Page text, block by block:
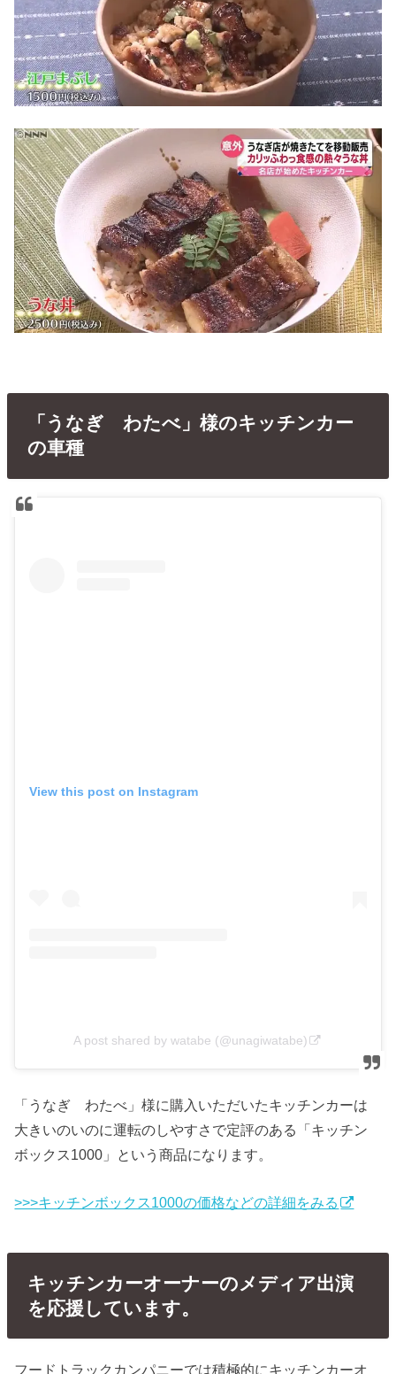
「うなぎ わたべ」様のキッチンカー
の車種
View this post on Instagram
A post shared by watabe (@unagiwatabe)
「うなぎ わたべ」様に購入いただいたキッチンカーは
大きいのいのに運転のしやすさで定評のある「キッチン
ボックス1000」という商品になります。
>>>キッチンボックス1000の価格などの詳細をみる
キッチンカーオーナーのメディア出演
を応援しています。
フードトラックカンパニーでは積極的にキッチンカーオ